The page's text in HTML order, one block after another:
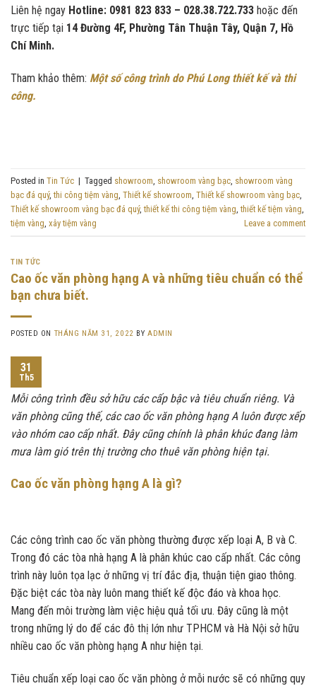
Liên hệ ngay Hotline: 0981 823 833 – 028.38.722.733 hoặc đến
trực tiếp tại 14 Đường 4F, Phường Tân Thuận Tây, Quận 7, Hồ
Chí Minh.
Tham khảo thêm: Một số công trình do Phú Long thiết kế và thi
công.
Posted in Tin Tức | Tagged showroom showroom vàng bạc showroom vàng
bạc đá quý,thi công tiệm vàng Thiết kế showroom Thiết kế showroom vàng bạc
Thiết kế showroom vàng bạc đá quý,thiết kế thi công tiệm vàng ,thiết kế tiệm vàng
tiệm vàng xây tiệm vàng Leave a comment
TIN TỨC
Cao ốc văn phòng hạng A và những tiêu chuẩn có thể
bạn chưa biết.
POSTED ON THÁNG NĂM 31, 2022 BY ADMIN
31
Th5
Mỗi công trình đều sở hữu các cấp bậc và tiêu chuẩn riêng. Và
văn phòng cũng thế, các cao ốc văn phòng hạng A luôn được xếp
vào nhóm cao cấp nhất. Đây cũng chính là phân khúc đang làm
mưa làm gió trên thị trường cho thuê văn phòng hiện tại.
Cao ốc văn phòng hạng A là gì?
Các công trình cao ốc văn phòng thường được xếp loại A, B và C.
Trong đó các tòa nhà hạng A là phân khúc cao cấp nhất. Các công
trình này luôn tọa lạc ở những vị trí đắc địa, thuận tiện giao thông.
Đặc biệt các tòa này luôn mang thiết kế độc đáo và khoa học.
Mang đến môi trường làm việc hiệu quả tối ưu. Đây cũng là một
trong những lý do để các đô thị lớn như TPHCM và Hà Nội sở hữu
nhiều cao ốc văn phòng hạng A như hiện tại.
Tiêu chuẩn xếp loại cao ốc văn phòng ở mỗi nước sẽ có những quy